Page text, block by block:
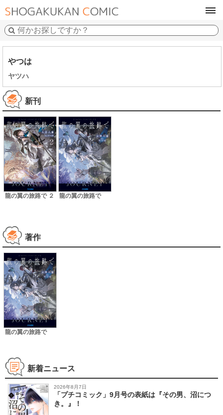
やつは
ヤツハ
新刊
龍の翼の旅路で ２ 龍の翼の旅路で
著作
龍の翼の旅路で
新着ニュース
2026年8月7日
「プチコミック」9月号の表紙は『その男、沼につ
き。』！